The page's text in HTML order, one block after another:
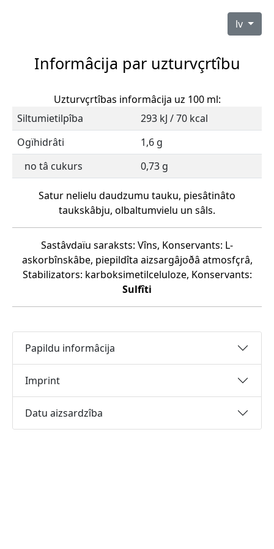
lv
Informâcija par uzturvçrtîbu
Uzturvçrtîbas informâcija uz 100 ml:
Siltumietilpîba
293 kJ / 70 kcal
Ogïhidrâti
1,6 g
no tâ cukurs
0,73 g
Satur nelielu daudzumu tauku, piesâtinâto
taukskâbju, olbaltumvielu un sâls.
Sastâvdaïu saraksts: Vîns, Konservants: L-
askorbînskâbe, piepildîta aizsargâjoðâ atmosfçrâ,
Stabilizators: karboksimetilceluloze, Konservants:
Sulfîti
Papildu informâcija
Imprint
Datu aizsardzîba